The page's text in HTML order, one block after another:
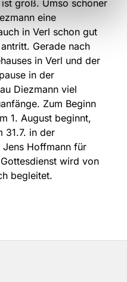
groß. Umso schöner
eine
in Verl schon gut
Gerade nach
in Verl und der
in der
Diezmann viel
Zum Beginn
1. August beginnt,
31.7. in der
Hoffmann für
wird von
begleitet.